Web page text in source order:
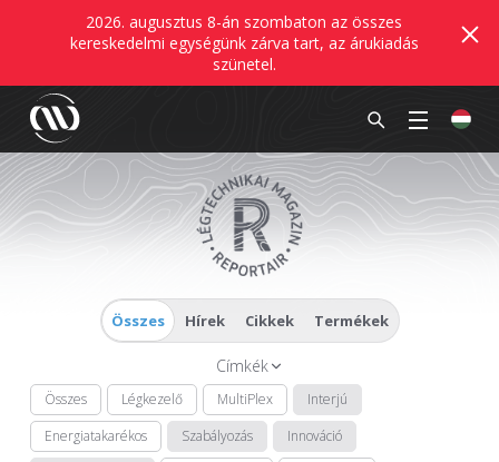
2026. augusztus 8-án szombaton az összes
kereskedelmi egységünk zárva tart, az árukiadás
szünetel.
Összes Hírek Cikkek Termékek
Címkék
Összes Légkezelő MultiPlex
Interjú
Energiatakarékos
Szabályozás
Innováció